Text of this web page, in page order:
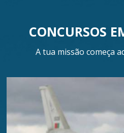
CONCURSOS
A tua missão começa